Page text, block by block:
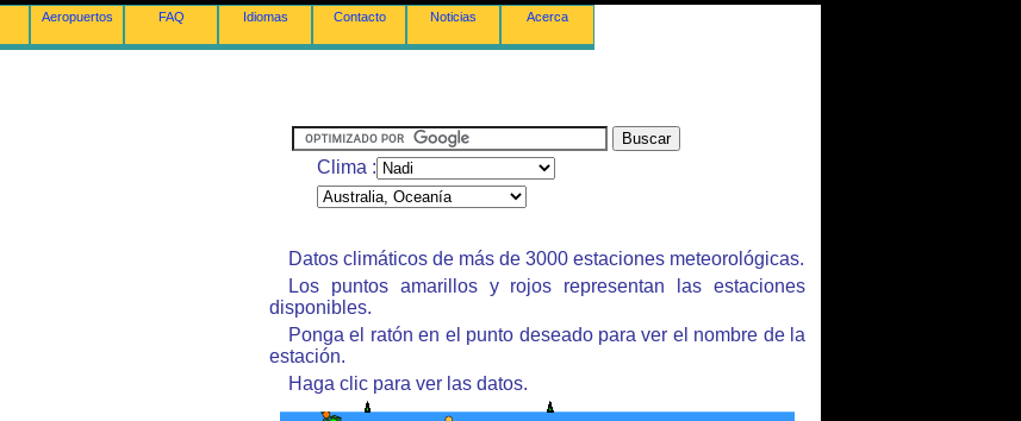
Aeropuertos FAQ Idiomas Contacto Noticias Acerca
Clima :
Datos climáticos de más de 3000 estaciones meteorológicas.
Los puntos amarillos y rojos representan las estaciones
disponibles.
Ponga el ratón en el punto deseado para ver el nombre de la
estación.
Haga clic para ver las datos.